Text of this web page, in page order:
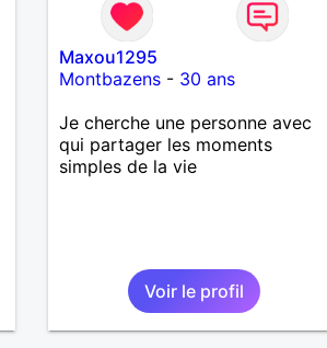
Maxou1295
Montbazens- 30 ans
Je cherche une personne avec
qui partager les moments
simples de la vie
Voir le profil